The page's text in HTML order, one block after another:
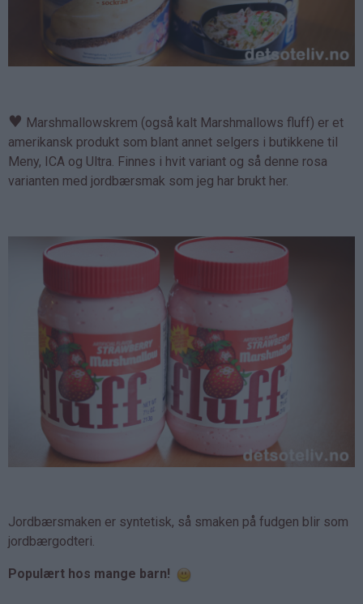
♥ Marshmallowskrem (også kalt Marshmallows fluff) er et
amerikansk produkt som blant annet selgers i butikkene til
Meny, ICA og Ultra. Finnes i hvit variant og så denne rosa
varianten med jordbærsmak som jeg har brukt her.
Jordbærsmaken er syntetisk, så smaken på fudgen blir som
jordbærgodteri.
Populært hos mange barn!